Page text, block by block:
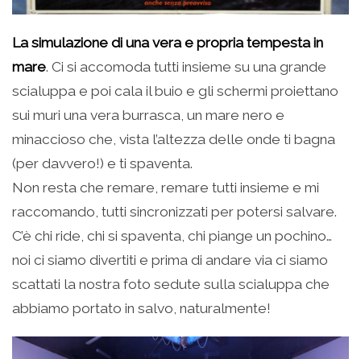
La simulazione di una vera e propria tempesta in
mare. Ci si accomoda tutti insieme su una grande
scialuppa e poi cala il buio e gli schermi proiettano
sui muri una vera burrasca, un mare nero e
minaccioso che, vista l’altezza delle onde ti bagna
(per davvero!) e ti spaventa.
Non resta che remare, remare tutti insieme e mi
raccomando, tutti sincronizzati per potersi salvare.
C’è chi ride, chi si spaventa, chi piange un pochino…
noi ci siamo divertiti e prima di andare via ci siamo
scattati la nostra foto sedute sulla scialuppa che
abbiamo portato in salvo, naturalmente!